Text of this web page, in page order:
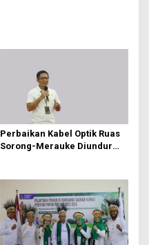
Perbaikan Kabel Optik Ruas
Sorong-Merauke Diundur